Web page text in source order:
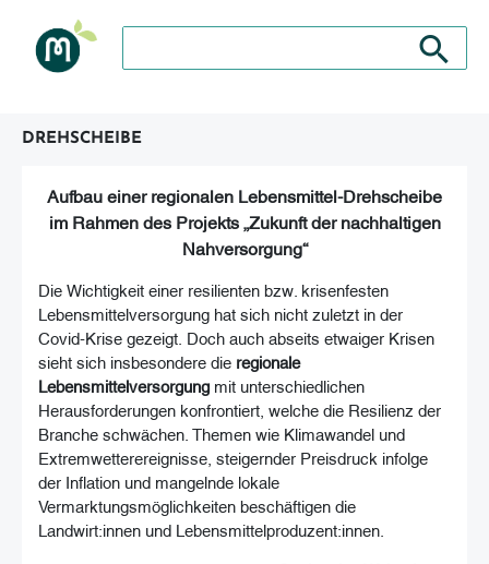
Suche nach: Zum Beispiel Wein, Fleisch, Keramik,
Suche
DREHSCHEIBE
Aufbau einer regionalen Lebensmittel-Drehscheibe
im Rahmen des Projekts Zukunft der nachhaltigen
Nahversorgung“
Die Wichtigkeit einer resilienten bzw. krisenfesten
Lebensmittelversorgung hat sich nicht zuletzt in der
Covid-Krise gezeigt. Doch auch abseits etwaiger Krisen
sieht sich insbesondere die regionale
Lebensmittelversorgungmit unterschiedlichen
Herausforderungen konfrontiert, welche die Resilienz der
Branche schwächen. Themen wie Klimawandel und
Extremwetterereignisse, steigernder Preisdruck infolge
der Inflation und mangelnde lokale
Vermarktungsmöglichkeiten beschäftigen die
Landwirt:innen und Lebensmittelproduzent:innen.